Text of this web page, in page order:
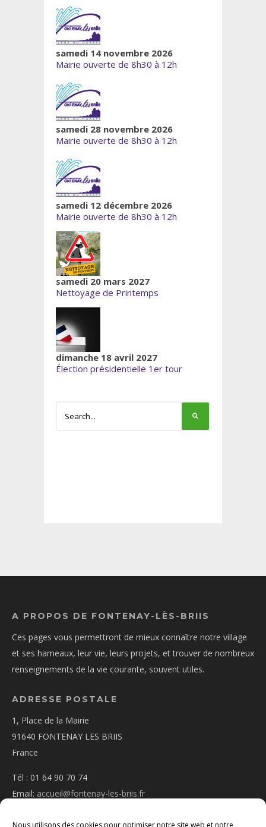
Nous utilisons des cookies pour optimiser notre site web et notre
samedi 14 novembre 2026
Mairie ouverte de 8h30 à 12h
samedi 28 novembre 2026
Mairie ouverte de 8h30 à 12h
samedi 12 décembre 2026
Mairie ouverte de 8h30 à 12h
samedi 20 mars 2027
Nettoyage de Printemps
dimanche 18 avril 2027
Élection présidentielle 1er tour
A PROPOS DE FONTENAY-LÈS-BRIIS
Ces pages vous permettront de mieux connaître notre village
et ses hameaux, leur vie, leurs projets, et trouver de nombreux
renseignements de la vie courante, souvent utiles.
ADRESSE POSTALE
1, Place de la Mairie
91640 FONTENAY LES BRIIS
France
Tél : 01 64 90 70 74
Email: accueil@fontenay-les-briis.fr